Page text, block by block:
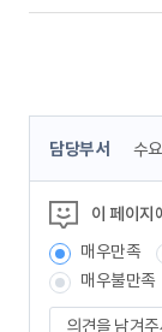
콘
츠
정
보
책
임
자
담당부서 수
이 페이지
매우만족
매우불만족
의